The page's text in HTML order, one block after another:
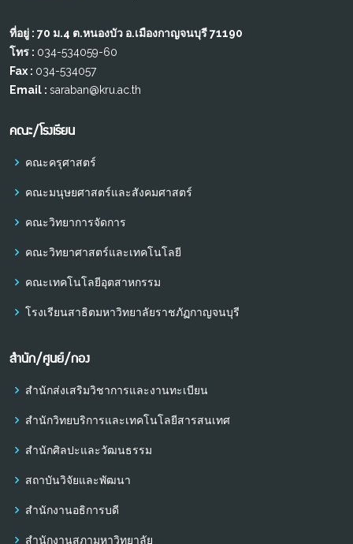
ที่อยู่ : 70 ม.4 ต.หนองบัว อ.เมืองกาญจนบุรี 71190
โทร : 034-534059-60
Fax : 034-534057
Email : saraban@kru.ac.th
คณะ/โรงเรียน
คณะครุศาสตร์
คณะมนุษยศาสตร์และสังคมศาสตร์
คณะวิทยาการจัดการ
คณะวิทยาศาสตร์และเทคโนโลยี
คณะเทคโนโลยีอุตสาหกรรม
โรงเรียนสาธิตมหาวิทยาลัยราชภัฏกาญจนบุรี
สำนัก/ศูนย์/กอง
สำนักส่งเสริมวิชาการและงานทะเบียน
สำนักวิทยบริการและเทคโนโลยีสารสนเทศ
สำนักศิลปะและวัฒนธรรม
สถาบันวิจัยและพัฒนา
สำนักงานอธิการบดี
สำนักงานสภามหาวิทยาลัย